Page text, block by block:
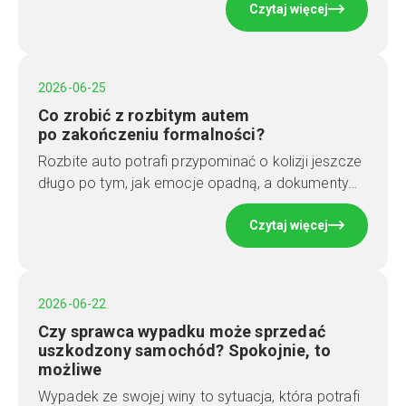
Czytaj więcej
2026-06-25
Co zrobić z rozbitym autem
po zakończeniu formalności?
Rozbite auto potrafi przypominać o kolizji jeszcze
długo po tym, jak emocje opadną, a dokumenty…
Czytaj więcej
2026-06-22
Czy sprawca wypadku może sprzedać
uszkodzony samochód? Spokojnie, to
możliwe
Wypadek ze swojej winy to sytuacja, która potrafi